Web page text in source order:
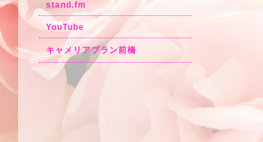
stand.fm
YouTube
キャメリアブラン前橋